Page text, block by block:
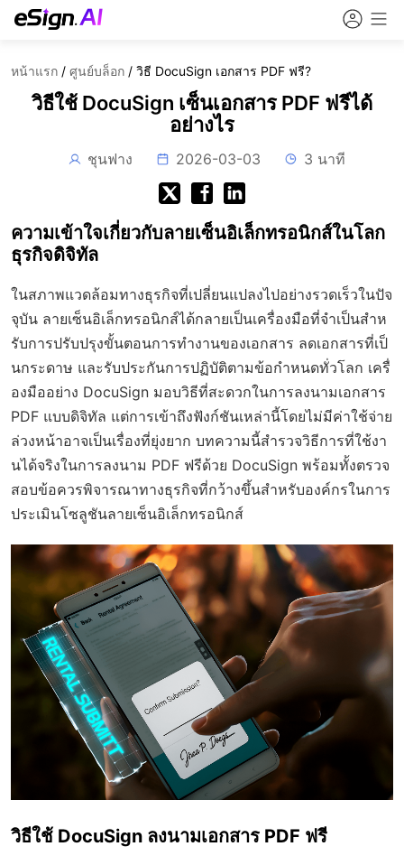
หน้าแรก / ศูนย์บล็อก / วิธี DocuSign เอกสาร PDF ฟรี?
วิธีใช้ DocuSign เซ็นเอกสาร PDF ฟรีได้
อย่างไร
ชุนฟาง 2026-03-03 3 นาที
ความเข้าใจเกี่ยวกับลายเซ็นอิเล็กทรอนิกส์ในโลก
ธุรกิจดิจิทัล
ในสภาพแวดล้อมทางธุรกิจที่เปลี่ยนแปลงไปอย่างรวดเร็วในปัจ
จุบัน ลายเซ็นอิเล็กทรอนิกส์ได้กลายเป็นเครื่องมือที่จำเป็นสำห
รับการปรับปรุงขั้นตอนการทำงานของเอกสาร ลดเอกสารที่เป็
นกระดาษ และรับประกันการปฏิบัติตามข้อกำหนดทั่วโลก เครื่
องมืออย่าง DocuSign มอบวิธีที่สะดวกในการลงนามเอกสาร
PDF แบบดิจิทัล แต่การเข้าถึงฟังก์ชันเหล่านี้โดยไม่มีค่าใช้จ่าย
ล่วงหน้าอาจเป็นเรื่องที่ยุ่งยาก บทความนี้สำรวจวิธีการที่ใช้งา
นได้จริงในการลงนาม PDF ฟรีด้วย DocuSign พร้อมทั้งตรวจ
สอบข้อควรพิจารณาทางธุรกิจที่กว้างขึ้นสำหรับองค์กรในการ
ประเมินโซลูชันลายเซ็นอิเล็กทรอนิกส์
วิธีใช้ DocuSign ลงนามเอกสาร PDF ฟรี